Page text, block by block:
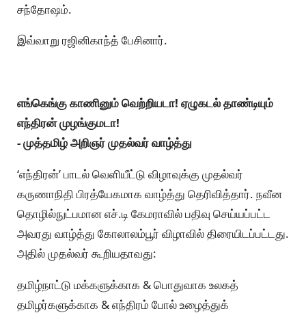
சந்தோஷம்.
இவ்வாறு ரஜினிகாந்த் பேசினார்.
எங்கெங்கு காணினும் வெற்றியடா! ஏழுகடல் தாண்டியும்
எந்திரன் முழங்குமடா!
- முத்தமிழ் அறிஞர் முதல்வர் வாழ்த்து
‘எந்திரன்’ பாடல் வெளியீட்டு விழாவுக்கு முதல்வர்
கருணாநிதி பிரத்யேகமாக வாழ்த்து தெரிவித்தார். நவீன
தொழில்நுட்பமான எச்.டி கேமராவில் பதிவு செய்யப்பட்ட
அவரது வாழ்த்து கோலாலம்பூர் விழாவில் திரையிடப்பட்டது.
அதில் முதல்வர் கூறியதாவது:
தமிழ்நாட்டு மக்களுக்காக & பொதுவாக உலகத்
தமிழர்களுக்காக & எந்திரம் போல் உழைத்துக்